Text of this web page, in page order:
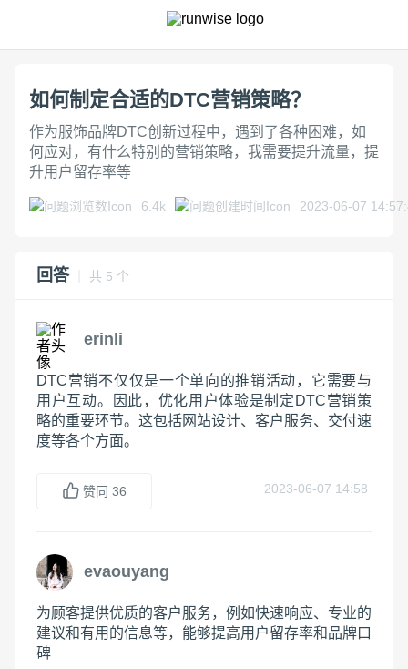
如何制定合适的DTC营销策略？
作为服饰品牌DTC创新过程中，遇到了各种困难，如
何应对，有什么特别的营销策略，我需要提升流量，提
升用户留存率等
6.4k 2023-06-07
回答 ｜ 共 5 个
erinli
DTC营销不仅仅是一个单向的推销活动，它需要与
用户互动。因此，优化用户体验是制定DTC营销策
略的重要环节。这包括网站设计、客户服务、交付速
度等各个方面。
赞同 36 2023-06-07 14:58
evaouyang
为顾客提供优质的客户服务，例如快速响应、专业的
建议和有用的信息等，能够提高用户留存率和品牌口
碑